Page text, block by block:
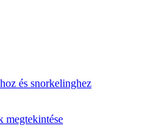
és snorkelinghez